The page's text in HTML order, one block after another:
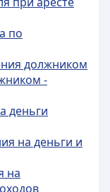
по
должником
-
деньги
на деньги и
на